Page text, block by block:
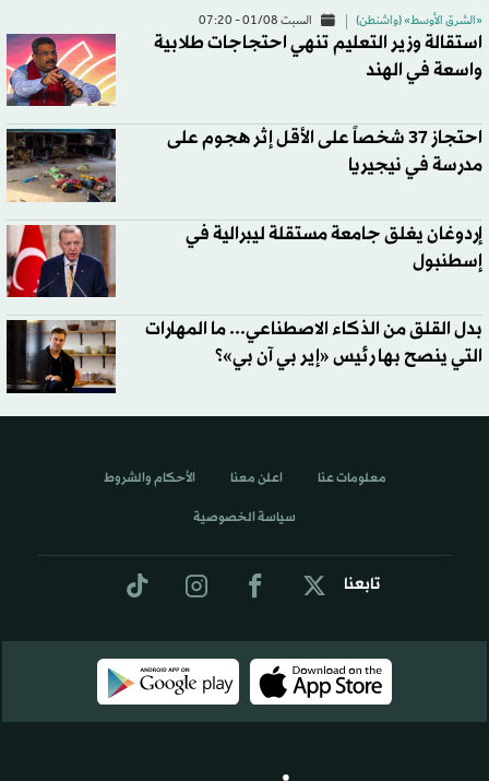
«الشرق الأوسط» (واشنطن) السبت 01/08 - 07:20
استقالة وزير التعليم تنهي احتجاجات طلابية
واسعة في الهند
احتجاز 37 شخصاً على الأقل إثر هجوم على
مدرسة في نيجيريا
إردوغان يغلق جامعة مستقلة ليبرالية في
إسطنبول
بدل القلق من الذكاء الاصطناعي... ما المهارات
التي ينصح بها رئيس «إير بي آن بي»؟
تابعنا
معلومات عنا اعلن معنا الأحكام والشروط
سياسة الخصوصية